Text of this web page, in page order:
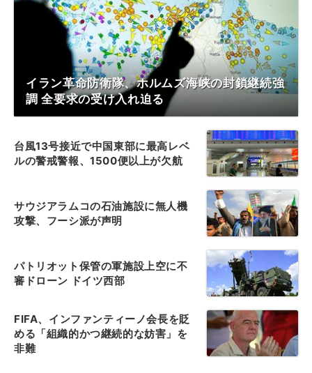
イラン革命防衛隊、ホルムズ海峡の封鎖継続強
調 全要求の受け入れ迫る
台風13号接近で中国東部に最高レベ
ルの警戒警報、1500便以上が欠航
サウジアラムコの石油施設に無人機
攻撃、フーシ派が声明
パトリオット保管の軍施設上空に不
審ドローン ドイツ西部
FIFA、インファンティーノ会長を貶
める「組織的かつ継続的な妨害」を
非難